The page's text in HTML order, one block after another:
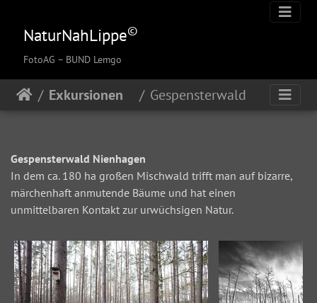
NaturNahLippe©
FotoAG – BUND Lemgo
Exkursionen Gespensterwald
Gespensterwald Nienhagen
In dem ca. 180 ha großen Mischwald trifft man auf bizarre,
märchenhaft anmutende Bäume und hat einen
unmittelbaren Kontakt zur urwüchsigen Natur.